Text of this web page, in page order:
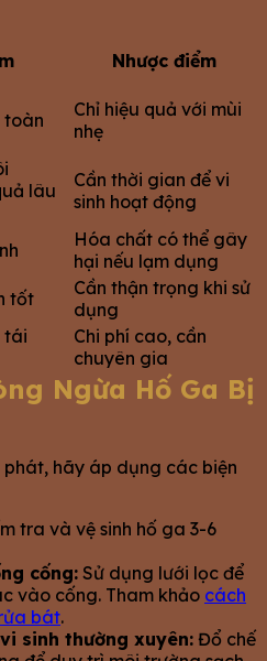
Nhược điểm
toàn
Chỉ hiệu quả với mùi
nhẹ
lâu
Cần thời gian để vi
sinh hoạt động
Hóa chất có thể gây
hại nếu lạm dụng
tốt
Cần thận trọng khi sử
dụng
tái
Chi phí cao, cần
chuyên gia
Ngừa Hố Ga Bị
hãy áp dụng các biện
tra và vệ sinh hố ga 3-6
cống:Sử dụng lưới lọc để
vào cống. Tham khảo cách
bát.
sinh thường xuyên: Đổ chế